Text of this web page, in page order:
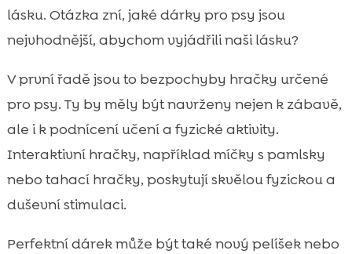
lásku. Otázka zní, jaké dárky pro psy jsou
nejvhodnější, abychom vyjádřili naši lásku?
V první řadě jsou to bezpochyby hračky určené
pro psy. Ty by měly být navrženy nejen k zábavě,
ale i k podnícení učení a fyzické aktivity.
Interaktivní hračky, například míčky s pamlsky
nebo tahací hračky, poskytují skvělou fyzickou a
duševní stimulaci.
Perfektní dárek může být také nový pelíšek nebo